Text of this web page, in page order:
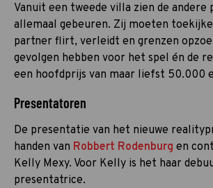
Vanuit een tweede villa zien de andere
allemaal gebeuren. Zij moeten
partner flirt, verleidt en grenzen
gevolgen hebben voor het spel én de
een hoofdprijs van maar liefst 50.000
Presentatoren
De presentatie van het nieuwe
handen van Robbert Rodenburg en
Kelly Mexy. Voor Kelly is het haar
presentatrice.